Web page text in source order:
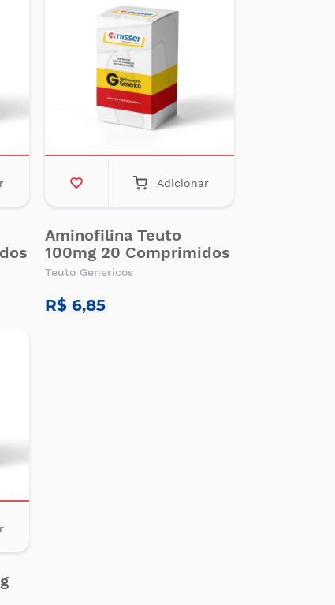
Adicionar
Aminofilina Teuto
100mg 20 Comprimidos
Teuto Genericos
R$ 6,85